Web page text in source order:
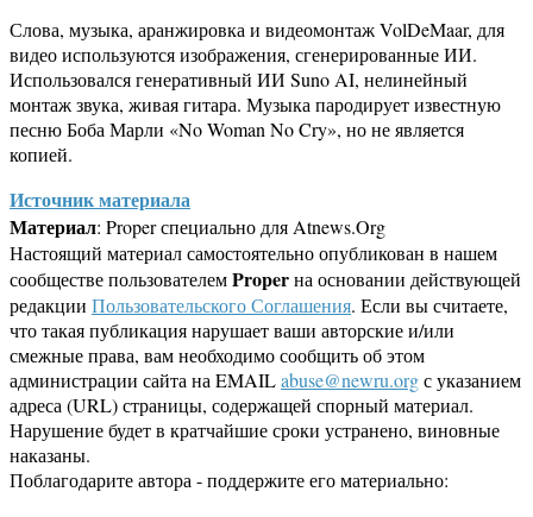
Слова, музыка, аранжировка и видеомонтаж VolDeMaar, для
видео используются изображения, сгенерированные ИИ.
Использовался генеративный ИИ Suno AI, нелинейный
монтаж звука, живая гитара. Музыка пародирует известную
песню Боба Марли «No Woman No Cry», но не является
копией.
Источник материала
Материал: Proper специально для Atnews.Org
Настоящий материал самостоятельно опубликован в нашем
сообществе пользователемProperна основании действующей
редакции Пользовательского Соглашения. Если вы считаете,
что такая публикация нарушает ваши авторские и/или
смежные права, вам необходимо сообщить об этом
администрации сайта на EMAILabuse@newru.orgс указанием
адреса (URL) страницы, содержащей спорный материал.
Нарушение будет в кратчайшие сроки устранено, виновные
наказаны.
Поблагодарите автора - поддержите его материально: